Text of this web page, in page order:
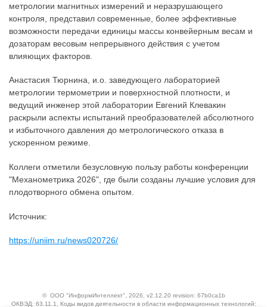
метрологии магнитных измерений и неразрушающего
контроля, представил современные, более эффективные
возможности передачи единицы массы конвейерным весам и
дозаторам весовым непрерывного действия с учетом
влияющих факторов.
Анастасия Тюрнина, и.о. заведующего лабораторией
метрологии термометрии и поверхностной плотности, и
ведущий инженер этой лаборатории Евгений Клевакин
раскрыли аспекты испытаний преобразователей абсолютного
и избыточного давления до метрологического отказа в
ускоренном режиме.
Коллеги отметили безусловную пользу работы конференции
"Механометрика 2026", где были созданы лучшие условия для
плодотворного обмена опытом.
Источник:
https://uniim.ru/news020726/
© ООО "ИнформИнтеллект" , 2026, v2.12.20 revision: 67b0ca1b
ОКВЭД: 63.11.1, Коды видов деятельности в области информационных технологий: